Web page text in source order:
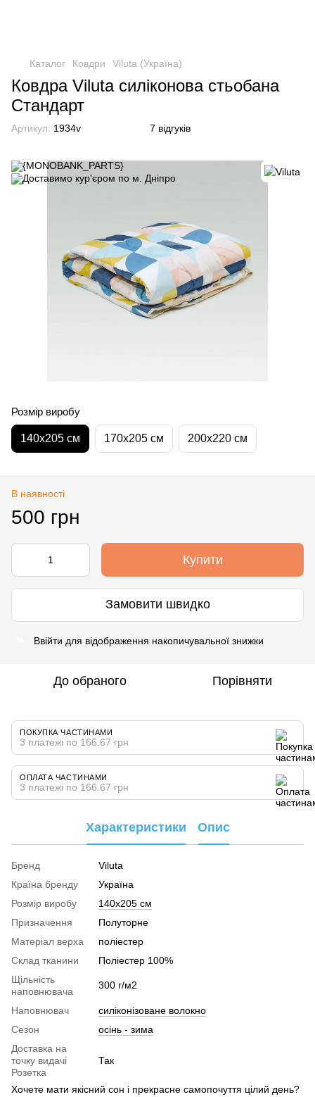
Каталог Ковдри Viluta (Україна)
Ковдра Viluta силіконова стьобана
Стандарт
Артикул: 1934v 7 відгуків
Розмір виробу
140х205 см 170х205 см 200х220 см
В наявності
500 грн
Купити
Замовити швидко
Ввійти для відображення накопичувальної знижки
До обраного Порівняти
ПОКУПКА ЧАСТИНАМИ
3 платежі по 166.67 грн
ОПЛАТА ЧАСТИНАМИ
3 платежі по 166.67 грн
Характеристики Опис
Бренд
Viluta
Країна бренду
Україна
Розмір виробу
140х205 см
Призначення
Полуторне
Матеріал верха
поліестер
Склад тканини
Поліестер 100%
Щільність
наповнювача
300 г/м2
Наповнювач
силіконізоване волокно
Сезон
осінь - зима
Доставка на
точку видачі
Розетка
Так
Хочете мати якісний сон і прекрасне самопочуття цілий день?